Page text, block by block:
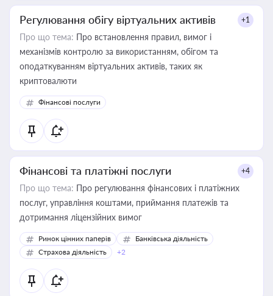
Регулювання обігу віртуальних активів +1
Про що тема: Про встановлення правил, вимог і
механізмів контролю за використанням, обігом та
оподаткуванням віртуальних активів, таких як
криптовалюти
Фінансові послуги
Фінансові та платіжні послуги +4
Про що тема: Про регулювання фінансових і платіжних
послуг, управління коштами, приймання платежів та
дотримання ліцензійних вимог
Ринок цінних паперів
Банківська діяльність
Страхова діяльність
+2